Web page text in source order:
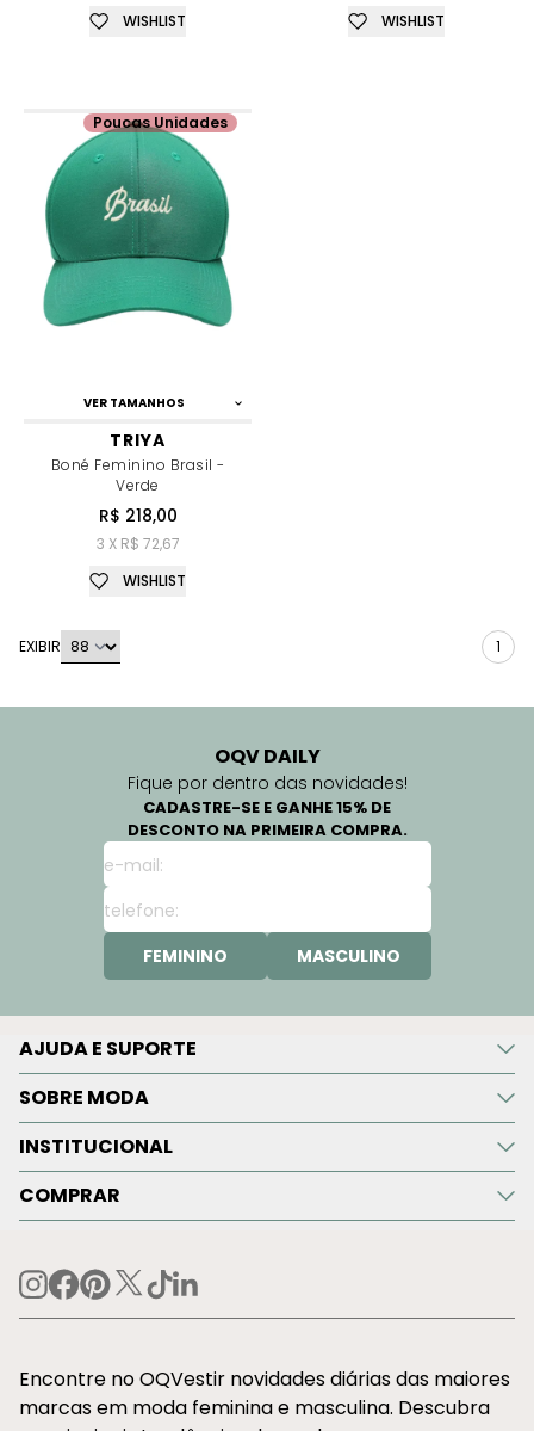
WISHLIST
WISHLIST
VER TAMANHOS
TRIYA
Boné Feminino Brasil -
Verde
R$ 218,00
3 X R$ 72,67
Poucas Unidades
WISHLIST
EXIBIR 1
OQV DAILY
Fique por dentro das novidades!
CADASTRE-SE E GANHE 15% DE
DESCONTO NA PRIMEIRA COMPRA.
FEMININO MASCULINO
AJUDA E SUPORTE
SOBRE MODA
INSTITUCIONAL
COMPRAR
Encontre no OQVestir novidades diárias das maiores
marcas em moda feminina e masculina. Descubra